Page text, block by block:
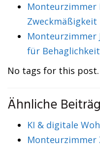
Monteurzimmer
für
No tags for this post.
Ähnliche
KI & digitale
Monteurzimmer